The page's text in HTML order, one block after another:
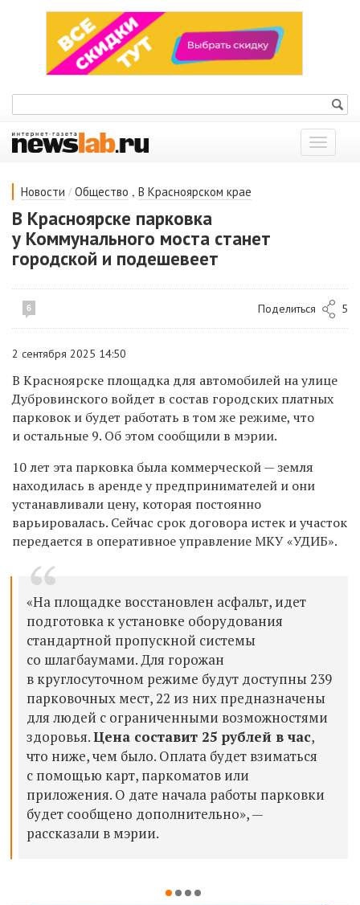
Показать
меню
Новости / Общество , В Красноярском крае
В Красноярске парковка
у Коммунального моста станет
городской и подешевеет
6 Поделиться 5
2 сентября 2025 14:50
В Красноярске площадка для автомобилей на улице
Дубровинского войдет в состав городских платных
парковок и будет работать в том же режиме, что
и остальные 9. Об этом сообщили в мэрии.
10 лет эта парковка была коммерческой — земля
находилась в аренде у предпринимателей и они
устанавливали цену, которая постоянно
варьировалась. Сейчас срок договора истек и участок
передается в оперативное управление МКУ «УДИБ».
«На площадке восстановлен асфальт, идет
подготовка к установке оборудования
стандартной пропускной системы
со шлагбаумами. Для горожан
в круглосуточном режиме будут доступны 239
парковочных мест, 22 из них предназначены
для людей с ограниченными возможностями
здоровья.Цена составит 25 рублей в час,
что ниже, чем было. Оплата будет взиматься
с помощью карт, паркоматов или
приложения. О дате начала работы парковки
будет сообщено дополнительно», —
рассказали в мэрии.